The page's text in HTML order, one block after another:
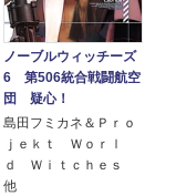
ノーブルウィッチーズ
6 第506統合戦闘航空
団 疑心！
島田フミカネ＆Ｐｒｏ
ｊｅｋｔ Ｗｏｒｌ
ｄ Ｗｉｔｃｈｅｓ
他